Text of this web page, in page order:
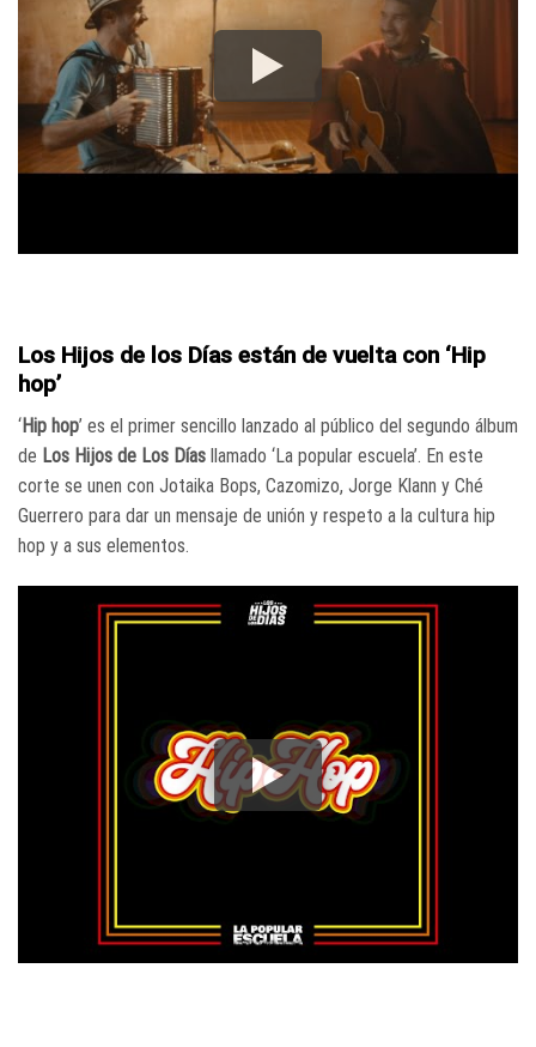
Los Hijos de los Días están de vuelta con ‘Hip
hop’
‘Hip hop’ es el primer sencillo lanzado al público del segundo álbum
de Los Hijos de Los Días llamado ‘La popular escuela’. En este
corte se unen con Jotaika Bops, Cazomizo, Jorge Klann y Ché
Guerrero para dar un mensaje de unión y respeto a la cultura hip
hop y a sus elementos.